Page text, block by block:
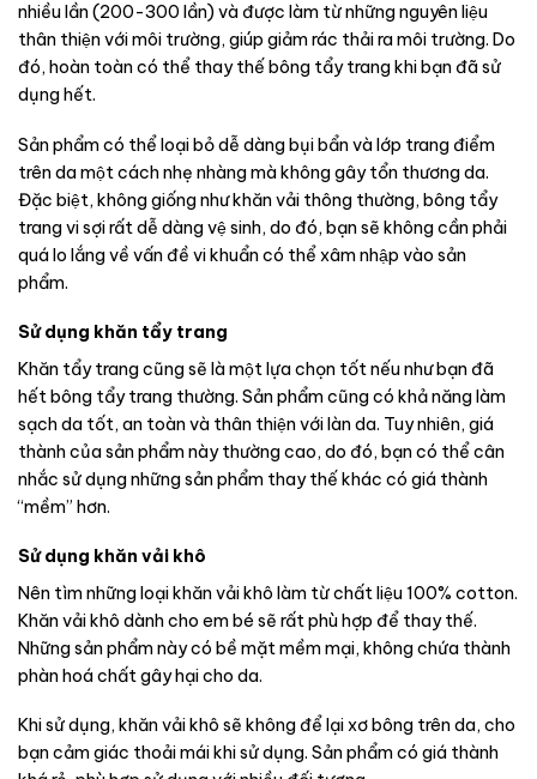
nhiều lần (200-300 lần) và được làm từ những nguyên liệu
thân thiện với môi trường, giúp giảm rác thải ra môi trường. Do
đó, hoàn toàn có thể thay thế bông tẩy trang khi bạn đã sử
dụng hết.
Sản phẩm có thể loại bỏ dễ dàng bụi bẩn và lớp trang điểm
trên da một cách nhẹ nhàng mà không gây tổn thương da.
Đặc biệt, không giống như khăn vải thông thường, bông tẩy
trang vi sợi rất dễ dàng vệ sinh, do đó, bạn sẽ không cần phải
quá lo lắng về vấn đề vi khuẩn có thể xâm nhập vào sản
phẩm.
Sử dụng khăn tẩy trang
Khăn tẩy trang cũng sẽ là một lựa chọn tốt nếu như bạn đã
hết bông tẩy trang thường. Sản phẩm cũng có khả năng làm
sạch da tốt, an toàn và thân thiện với làn da. Tuy nhiên, giá
thành của sản phẩm này thường cao, do đó, bạn có thể cân
nhắc sử dụng những sản phẩm thay thế khác có giá thành
“mềm” hơn.
Sử dụng khăn vải khô
Nên tìm những loại khăn vải khô làm từ chất liệu 100% cotton.
Khăn vải khô dành cho em bé sẽ rất phù hợp để thay thế.
Những sản phẩm này có bề mặt mềm mại, không chứa thành
phàn hoá chất gây hại cho da.
Khi sử dụng, khăn vải khô sẽ không để lại xơ bông trên da, cho
bạn cảm giác thoải mái khi sử dụng. Sản phẩm có giá thành